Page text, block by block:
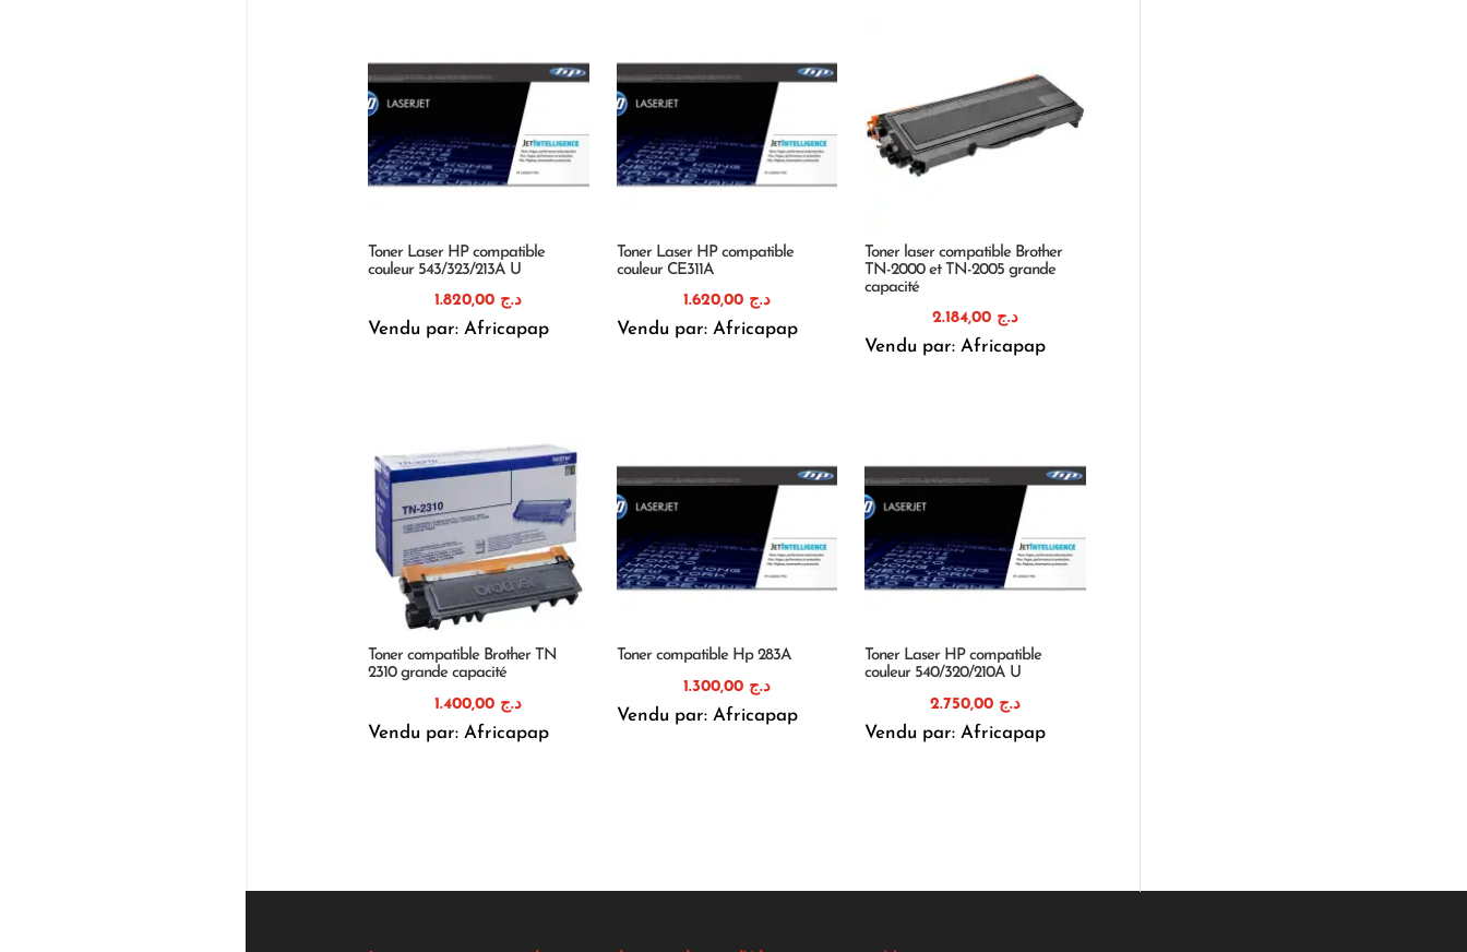
Toner Laser HP compatible
couleur 543/323/213A U
د.ج
Vendu par: Africapap
Toner Laser HP compatible
couleur CE311A
د.ج 1.620,00
Vendu par: Africapap
Toner laser compatible Brother
TN-2000 et TN-2005 grande
capacité
د.ج
Vendu par: Africapap
Toner compatible Brother TN
2310 grande capacité
د.ج
Vendu par: Africapap
Toner compatible Hp 283A
د.ج 1.300,00
Vendu par: Africapap
Toner Laser HP compatible
couleur 540/320/210A U
د.ج
Vendu par: Africapap